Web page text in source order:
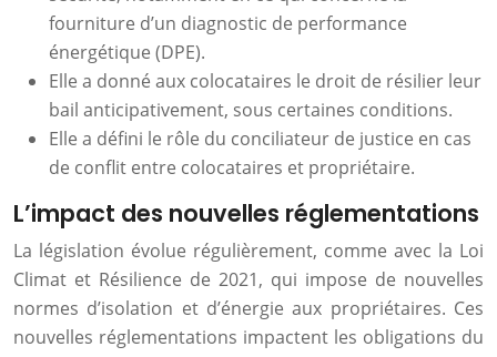
fourniture d’un diagnostic de performance
énergétique (DPE).
Elle a donné aux colocataires le droit de résilier leur
bail anticipativement, sous certaines conditions.
Elle a défini le rôle du conciliateur de justice en cas
de conflit entre colocataires et propriétaire.
L’impact des nouvelles réglementations
La législation évolue régulièrement, comme avec la Loi
Climat et Résilience de 2021, qui impose de nouvelles
normes d’isolation et d’énergie aux propriétaires. Ces
nouvelles réglementations impactent les obligations du